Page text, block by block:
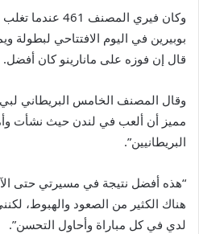
بوبيرين في اليوم الافتتاحي لبطولة
قال إن فوزه على مانارينو كان أفضل.
وقال المصنف الخامس البريطاني
مميز أن ألعب في لندن حيث نشأت
البريطانيين”.
“هذه أفضل نتيجة في مسيرتي حتى
هناك الكثير من الصعود والهبوط،
لدي في كل مباراة وأحاول التحسن”.